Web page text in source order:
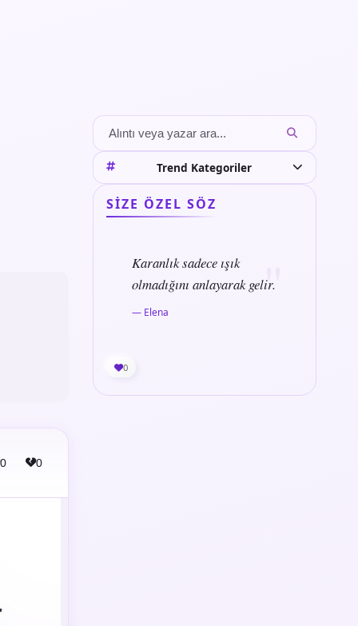
0 0
Trend Kategoriler
SIZE ÖZEL SÖZ
Karanlık sadece ışık
olmadığını anlayarak gelir.
— Elena
0